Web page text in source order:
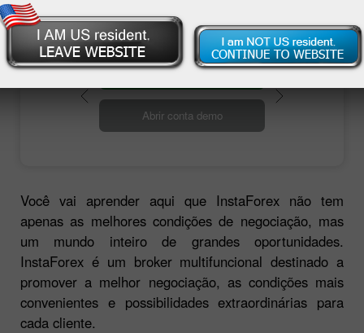
Abrir conta de negociação
Abrir conta demo
Você vai aprender aqui que InstaForex não tem
apenas as melhores condições de negociação, mas
um mundo inteiro de grandes oportunidades.
InstaForex é um broker multifuncional destinado a
promover a melhor negociação, as condições mais
convenientes e possibilidades extraordinárias para
cada cliente.